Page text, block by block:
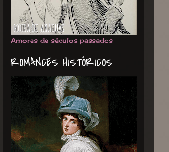
Amores de séculos passados
ROMANCES HISTÓRICOS